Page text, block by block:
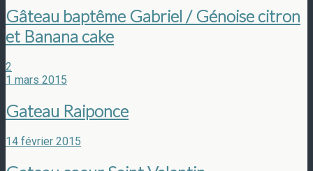
Gâteau baptême Gabriel / Génoise citron
et Banana cake
2
1 mars 2015
Gateau Raiponce
14 février 2015